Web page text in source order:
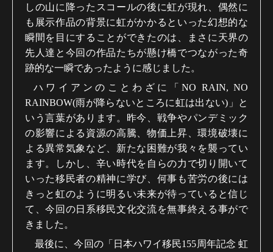
しの山に降ったスコールの後に虹が現れ、偶然に
も展示作品の背景に虹がかかるといった幻想的な
瞬間を目にすることができたのは、まさに天界の
先人達と今回の作品たちが懸け橋でつながった奇
跡的な一瞬であったように感じました。
ハワイアンのことわざに「NO RAIN, NO
RAINBOW(雨が降らないところに虹は出ない) 」と
いう言葉があります。昨今、戦争やパンデミック
の影響による資源の高騰、物価上昇、環境破壊に
よる異常気象など、新たな困難が我々を襲ってい
ます。しかし、辛い時代を自らの力で切り開いて
いった移民者の精神に学び、何事も苦労の後には
きっと虹のように明るい未来が待っていると信じ
て、今回の日系移民文化交流を無事終える事がで
きました。
最後に、今回の「日本ハワイ移民155周年記念 虹